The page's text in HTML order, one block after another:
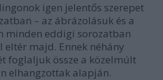
igen jelentős szerepet
– az ábrázolásuk és a
minden eddigi sorozatban
majd. Ennek néhány
foglaljuk össze a közelmúlt
elhangzottak alapján.